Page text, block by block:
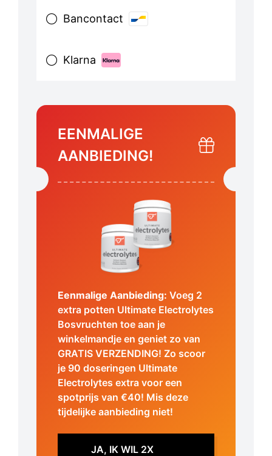
Bancontact
Klarna
EENMALIGE
AANBIEDING!
Eenmalige Aanbieding: Voeg 2
extra potten Ultimate Electrolytes
Bosvruchten toe aan je
winkelmandje en geniet zo van
GRATIS VERZENDING! Zo scoor
je 90 doseringen Ultimate
Electrolytes extra voor een
spotprijs van €40! Mis deze
tijdelijke aanbieding niet!
JA, IK WIL 2X